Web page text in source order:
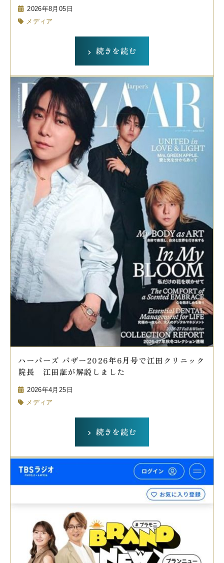
2026年8月05日
メディア
続きを読む
ハーパーズ バザー2026年6月号で江田クリニック
院長 江田証が解説しました
2026年4月25日
メディア
続きを読む